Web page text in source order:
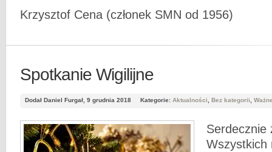
Krzysztof Cena (członek SMN od 1956)
Spotkanie Wigilijne
Dodał Daniel Furgał, 9 grudnia 2018 Kategorie: Aktualności, Bez kategorii,
Serdecznie
Wszystkich